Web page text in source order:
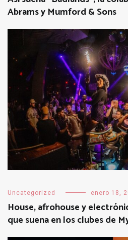
Abrams y Mumford & Sons
Uncategorized enero 18,
House, afrohouse y
que suena en los clubes de